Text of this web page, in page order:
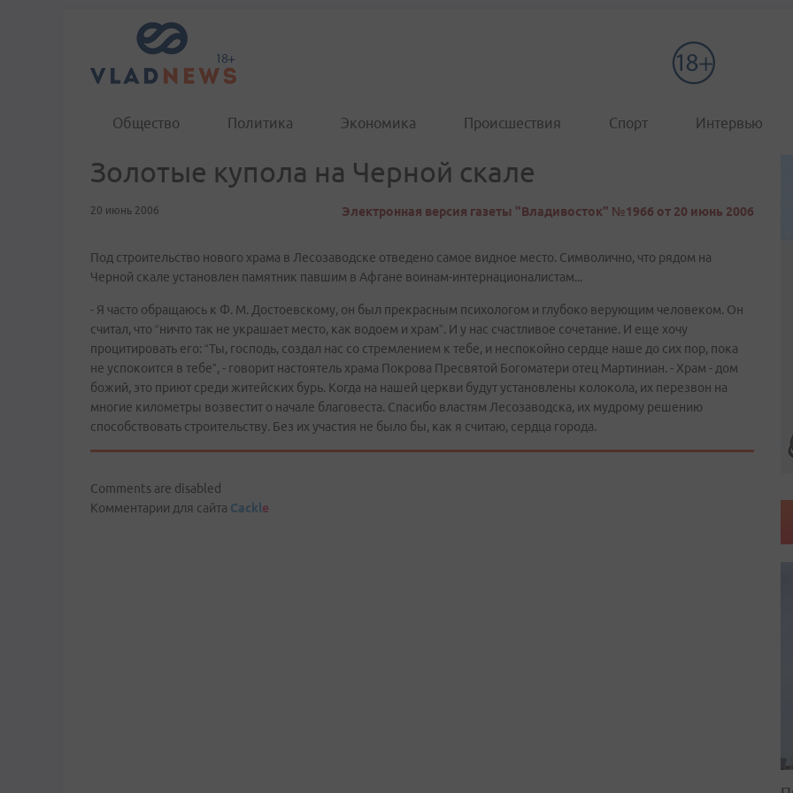
Общество Политика Экономика Происшествия Спорт Интервью
Золотые купола на Черной скале
20 июнь 2006 Электронная версия газеты "Владивосток" №1966 от 20 июнь 2006
Под строительство нового храма в Лесозаводске отведено самое видное место. Символично, что рядом на
Черной скале установлен памятник павшим в Афгане воинам-интернационалистам...
- Я часто обращаюсь к Ф. М. Достоевскому, он был прекрасным психологом и глубоко верующим человеком. Он
считал, что “ничто так не украшает место, как водоем и храм”. И у нас счастливое сочетание. И еще хочу
процитировать его: “Ты, господь, создал нас со стремлением к тебе, и неспокойно сердце наше до сих пор, пока
не успокоится в тебе”, - говорит настоятель храма Покрова Пресвятой Богоматери отец Мартиниан. - Храм - дом
божий, это приют среди житейских бурь. Когда на нашей церкви будут установлены колокола, их перезвон на
многие километры возвестит о начале благовеста. Спасибо властям Лесозаводска, их мудрому решению
способствовать строительству. Без их участия не было бы, как я считаю, сердца города.
Comments are disabled
Комментарии для сайта Cackle